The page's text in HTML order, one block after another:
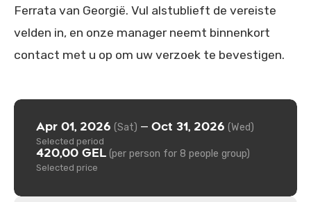
Ferrata van Georgië. Vul alstublieft de vereiste
velden in, en onze manager neemt binnenkort
contact met u op om uw verzoek te bevestigen.
Apr 01, 2026 (Sat) — Oct 31, 2026 (Wed)
Selected period
420,00 GEL (per person for 8 people group)
Selected price